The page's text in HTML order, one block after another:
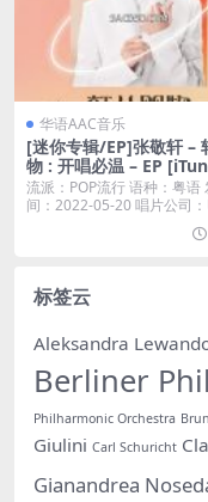
华语AAC音乐
[迷你专辑/EP]张敬轩 –
物 : 开唱必温 – EP
us M4A]
流派：POP流行 语种：粤语
间：2022-05-20 唱片公司
标签云
Aleksandra
Berliner
Philharmonic Orchestra
Giulini Carl Schuricht
Gianandrea